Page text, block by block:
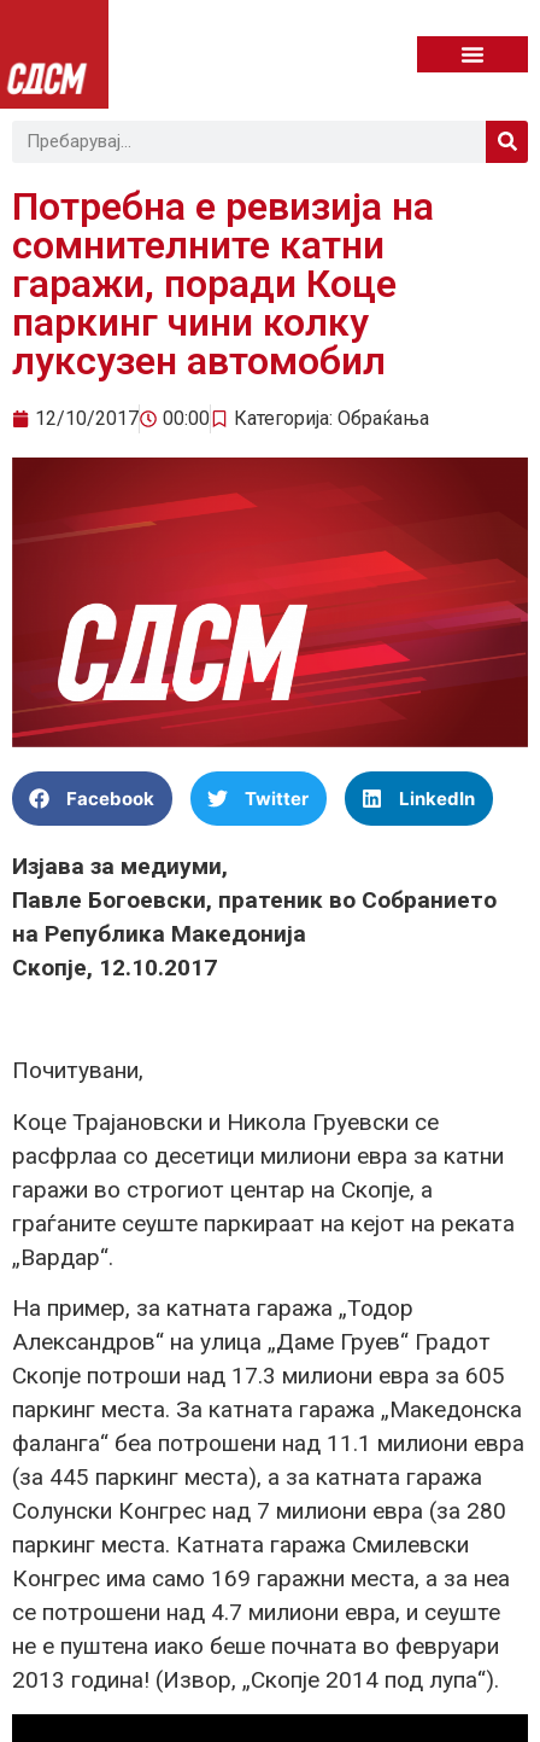
Потребна е ревизија на
сомнителните катни
гаражи, поради Коце
паркинг чини колку
луксузен автомобил
12/10/2017 00:00 Категорија: Обраќања
Facebook Twitter LinkedIn
Изјава за медиуми,
Павле Богоевски, пратеник во Собранието
на Република Македонија
Скопје, 12.10.2017
Почитувани,
Коце Трајановски и Никола Груевски се
расфрлаа со десетици милиони евра за катни
гаражи во строгиот центар на Скопје, а
граѓаните сеуште паркираат на кејот на реката
„Вардар“.
На пример, за катната гаража „Тодор
Александров“ на улица „Даме Груев“ Градот
Скопје потроши над 17.3 милиони евра за 605
паркинг места. За катната гаража „Македонска
фаланга“ беа потрошени над 11.1 милиони евра
(за 445 паркинг места), а за катната гаража
Солунски Конгрес над 7 милиони евра (за 280
паркинг места. Катната гаража Смилевски
Конгрес има само 169 гаражни места, а за неа
се потрошени над 4.7 милиони евра, и сеуште
не е пуштена иако беше почната во февруари
2013 година! (Извор, „Скопје 2014 под лупа“).